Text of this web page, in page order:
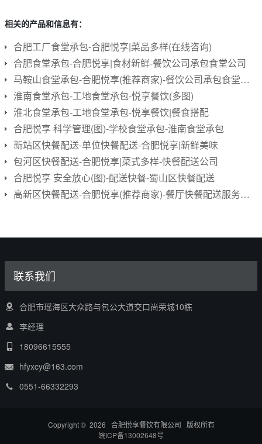
相关的产品和信息有：
合肥工厂食堂承包-合肥悦享|菜品多样(在线咨询)
合肥食堂承包-合肥悦享|食材新鲜-餐饮公司承包食堂公司
马鞍山食堂承包-合肥悦享(推荐商家)-餐饮公司承包食堂公司
淮南食堂承包-工地食堂承包-悦享餐饮(多图)
淮北食堂承包-工地食堂承包-悦享餐饮|餐食搭配
合肥悦享 科学管理(图)-学校食堂承包-淮南食堂承包
新站区快餐配送-单位快餐配送-合肥悦享|新鲜美味
包河区快餐配送-合肥悦享|菜式多样-快餐配送公司
合肥悦享 安全放心(图)-配送快餐-蜀山区快餐配送
高新区快餐配送-合肥悦享(推荐商家)-餐厅快餐配送服务公司
联系我们
合肥市瑶海区大众路与包公大道交口尚荣城10栋
李经理
18096615555
hfyxcy@163.com
0551-66332293
Copyright © 2026 合肥悦享餐饮有限公司 版权所有
皖ICP备13002648号